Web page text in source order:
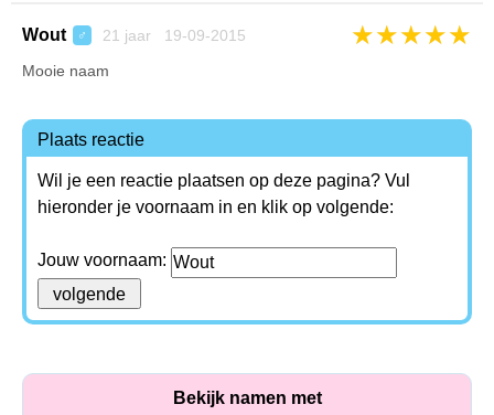
Wout ♂ 21 jaar 19-09-2015 ★★★★★
Mooie naam
Plaats reactie
Wil je een reactie plaatsen op deze pagina? Vul
hieronder je voornaam in en klik op volgende:
Jouw voornaam:
Bekijk namen met